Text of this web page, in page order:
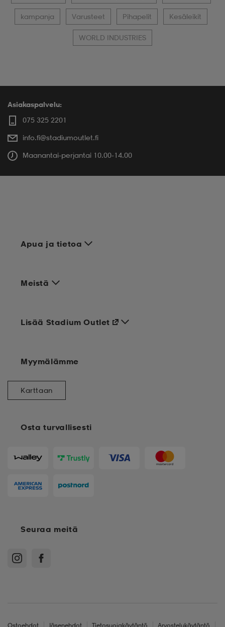
kampanja Varusteet Pihapelit Kesäleikit
WORLD INDUSTRIES
Asiakaspalvelu:
075 325 2201
info.fi@stadiumoutlet.fi
Maanantai-perjantai 10.00-14.00
Apua ja tietoa
Meistä
Osta turvallisesti
Lisää Stadium Outlet
Myymälämme
Karttaan
Seuraa meitä
Ostoehdot Jäsenehdot Tietosuojakäytäntö Arvostelukäytäntö